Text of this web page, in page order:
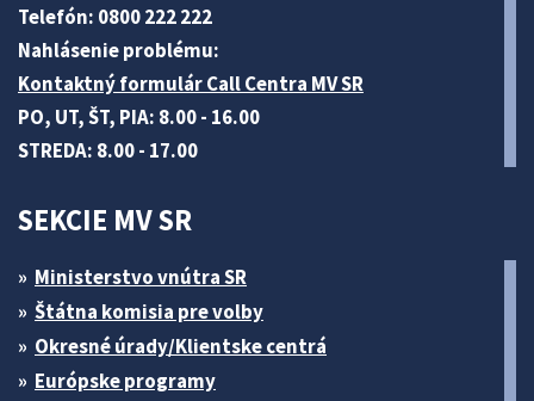
Telefón: 0800 222 222
Nahlásenie problému:
Kontaktný formulár Call Centra MV SR
PO, UT, ŠT, PIA: 8.00 - 16.00
STREDA: 8.00 - 17.00
SEKCIE MV SR
Ministerstvo vnútra SR
Štátna komisia pre volby
Okresné úrady/Klientske centrá
Európske programy